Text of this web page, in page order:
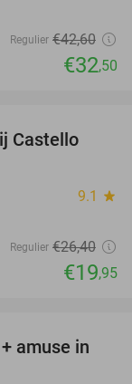
Regulier €42,60
€32,50
24%
Castello
9.1 star
Regulier €26,40
€19,95
34%
amuse in